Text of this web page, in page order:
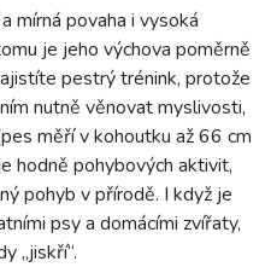
mírná povaha i vysoká
je jeho výchova poměrně
pestrý trénink, protože
nutně věnovat myslivosti,
měří v kohoutku až 66 cm
hodně pohybových aktivit,
pohyb v přírodě. I když je
psy a domácími zvířaty,
„jiskří“.